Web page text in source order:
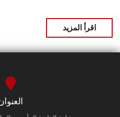
اقرأ المزيد